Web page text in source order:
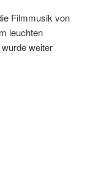
Filmmusik von
leuchten
weiter